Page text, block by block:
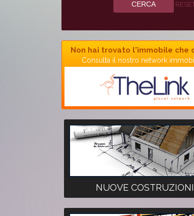
Non hai trovato l'immobile che
Consulta il nostro network
NUOVE COSTRUZIONI